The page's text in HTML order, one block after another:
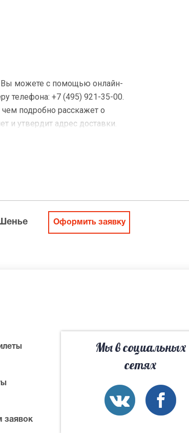
Вы можете с помощью онлайн-
телефона: +7 (495) 921-35-00.
подробно расскажет о
и утвердит адрес доставки.
2-х часов. Бесплатная
Оплатить заказ
нам в call-центр и мы
Оформить заявку
заявок
Мы в социальных
сетях